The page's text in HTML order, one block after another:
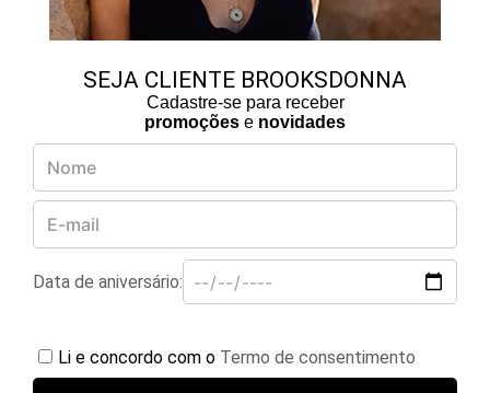
SEJA CLIENTE BROOKSDONNA
Cadastre-se para receber
promoções e novidades
Data de aniversário:
Li e concordo com o Termo de consentimento